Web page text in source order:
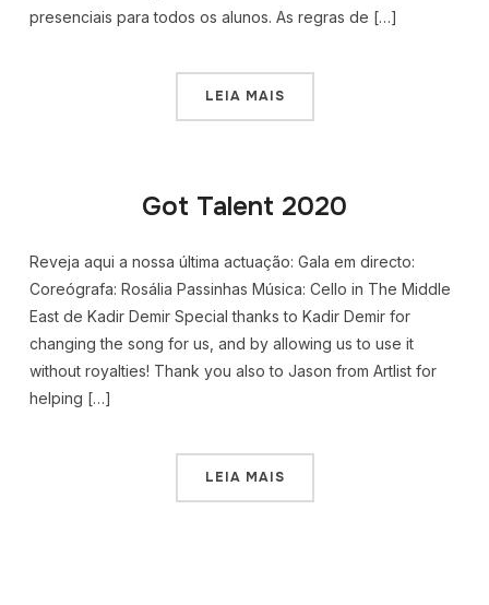
presenciais para todos os alunos. As regras de […]
LEIA MAIS
Got Talent 2020
Reveja aqui a nossa última actuação: Gala em directo:
Coreógrafa: Rosália Passinhas Música: Cello in The Middle
East de Kadir Demir Special thanks to Kadir Demir for
changing the song for us, and by allowing us to use it
without royalties! Thank you also to Jason from Artlist for
helping […]
LEIA MAIS